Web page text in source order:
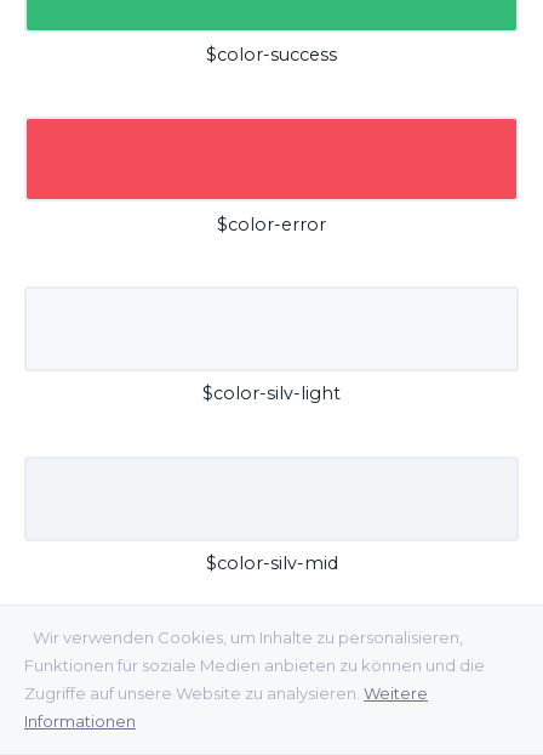
Wir verwenden Cookies, um Inhalte zu personalisieren,
Funktionen für soziale Medien anbieten zu können und die
Zugriffe auf unsere Website zu analysieren. Weitere
Informationen
$color-success
$color-error
$color-silv-light
$color-silv-mid